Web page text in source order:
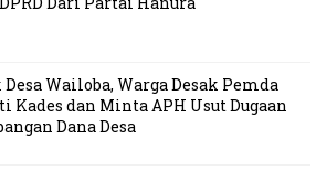
Wailoba, Warga Desak Pemda
Kades dan Minta APH Usut Dugaan
Dana Desa